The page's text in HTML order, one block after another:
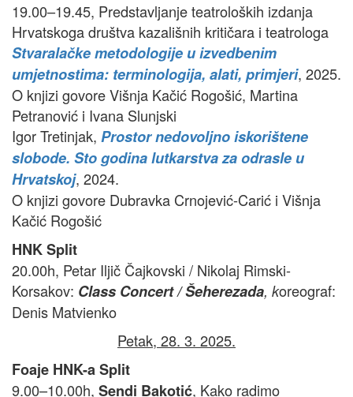
19.00–19.45, Predstavljanje teatroloških izdanja
Hrvatskoga društva kazališnih kritičara i teatrologa
Stvaralačke metodologije u izvedbenim
umjetnostima: terminologija, alati, primjeri, 2025.
O knjizi govore Višnja Kačić Rogošić, Martina
Petranović i Ivana Slunjski
Igor Tretinjak, Prostor nedovoljno iskorištene
slobode. Sto godina lutkarstva za odrasle u
Hrvatskoj, 2024.
O knjizi govore Dubravka Crnojević-Carić i Višnja
Kačić Rogošić
HNK Split
20.00h, Petar Iljič Čajkovski / Nikolaj Rimski-
Korsakov: Class Concert / Šeherezada, koreograf:
Denis Matvienko
Petak, 28. 3. 2025.
Foaje HNK-a Split
9.00–10.00h, Sendi Bakotić, Kako radimo